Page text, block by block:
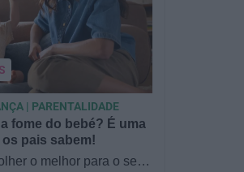
fome do bebé? É uma
pais sabem!
o melhor para o seu
| PARENTALIDADE